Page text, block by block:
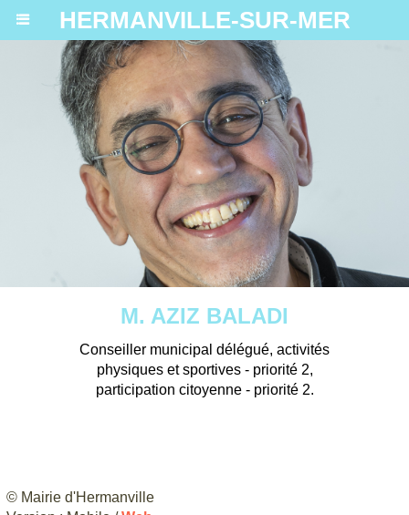
HERMANVILLE-SUR-MER
M. AZIZ BALADI
Conseiller municipal délégué, activités
physiques et sportives - priorité 2,
participation citoyenne - priorité 2.
© Mairie d'Hermanville